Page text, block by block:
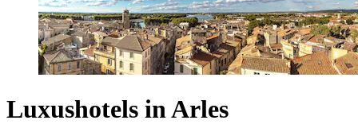
Luxushotels in Arles